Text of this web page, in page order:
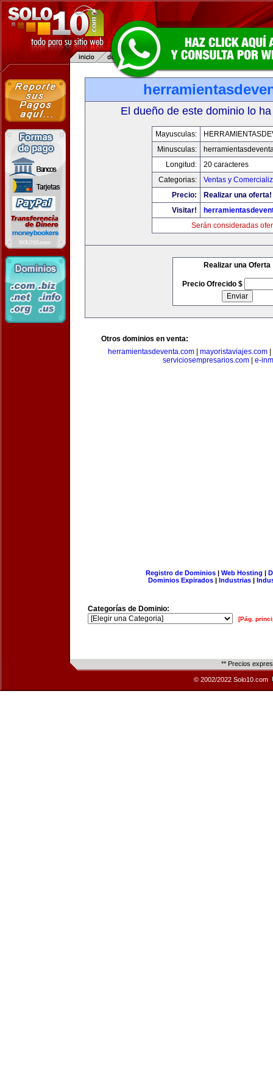
El dueño de este dominio lo
Mayusculas:
Minusculas:
Longitud:
20 caracteres
Categorias:
Ventas y
Precio:
Realizar una oferta!
Visitar!
Serán consideradas
Realizar una Oferta
Precio Ofrecido $
Otros dominios en venta:
herramientasdeventa.com| mayoristaviajes.com|
serviciosempresarios.com| e-
Registro de Dominios| Web Hosting |
Dominios Expirados | Industrias |
Categorías de Dominio:
[Pág.
** Precios
© 2002/2022 Solo10.com